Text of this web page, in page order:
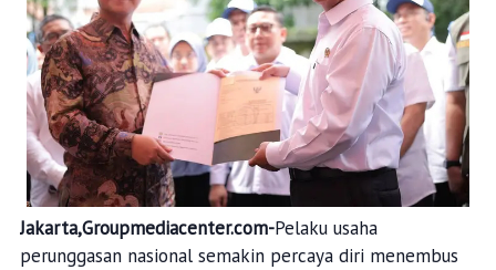
Jakarta,Groupmediacenter.com-Pelaku usaha
perunggasan nasional semakin percaya diri menembus